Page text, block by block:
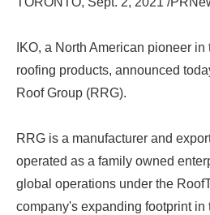
IKO, a North American pioneer
roofing products, announced
Roof Group (RRG).
RRG is a manufacturer and
operated as a family owned
global operations under the
company's expanding footprint in